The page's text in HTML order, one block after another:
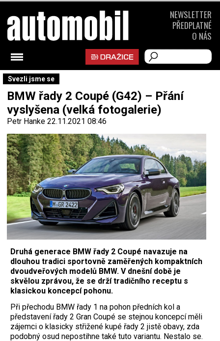
Svezli jsme se
BMW řady 2 Coupé (G42) – Přání
vyslyšena (velká fotogalerie)
Petr Hanke 22.11.2021 08:46
Druhá generace BMW řady 2 Coupé navazuje na
dlouhou tradici sportovně zaměřených kompaktních
dvoudveřových modelů BMW. V dnešní době je
skvělou zprávou, že se drží tradičního receptu s
klasickou koncepcí pohonu.
Při přechodu BMW řady 1 na pohon předních kol a
představení řady 2 Gran Coupé se stejnou koncepcí měli
zájemci o klasicky střižené kupé řady 2 jistě obavy, zda
podobný osud nepostihne také tuto variantu. Nestalo se.
NEWSLETTER
PŘEDPLATNÉ
O NÁS